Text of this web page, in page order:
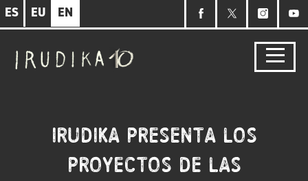
Skip
content
ES EU EN
Irudika presenta los
proyectos de las